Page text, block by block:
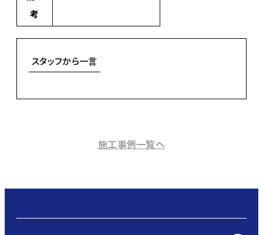
考
スタッフから一言
施工事例一覧へ